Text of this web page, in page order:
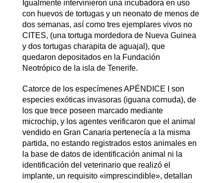
Igualmente intervinieron una incubadora en uso
con huevos de tortugas y un neonato de menos de
dos semanas, así como tres ejemplares vivos no
CITES, (una tortuga mordedora de Nueva Guinea
y dos tortugas charapita de aguajal), que
quedaron depositados en la Fundación
Neotrópico de la isla de Tenerife.
Catorce de los especímenes APÉNDICE I son
especies exóticas invasoras (iguana cornuda), de
los que trece poseen marcado mediante
microchip, y los agentes verificaron que el animal
vendido en Gran Canaria pertenecía a la misma
partida, no estando registrados estos animales en
la base de datos de identificación animal ni la
identificación del veterinario que realizó el
implante, un requisito «imprescindible», detallan